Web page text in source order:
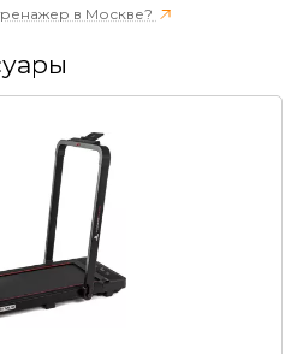
в Москве?